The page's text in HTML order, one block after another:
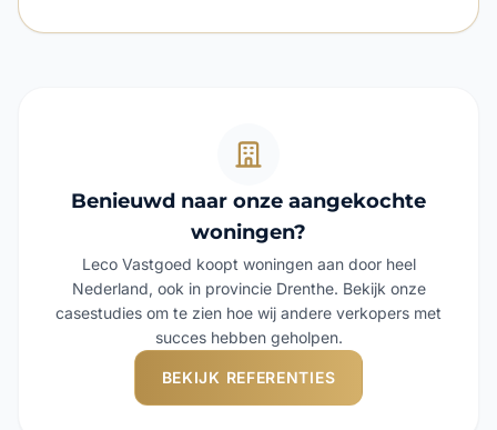
Benieuwd naar onze aangekochte
woningen?
Leco Vastgoed koopt woningen aan door heel
Nederland, ook in provincie Drenthe. Bekijk onze
casestudies om te zien hoe wij andere verkopers met
succes hebben geholpen.
BEKIJK REFERENTIES